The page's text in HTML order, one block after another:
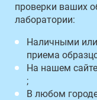
проверки ваших
лаборатории:
Наличными или
приема
На нашем
;
В любом